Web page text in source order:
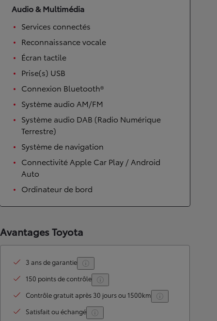
Audio & Multimédia
Services connectés
Reconnaissance vocale
Écran tactile
Prise(s) USB
Connexion Bluetooth®
Système audio AM/FM
Système audio DAB (Radio Numérique
Terrestre)
Système de navigation
Connectivité Apple Car Play / Android
Auto
Ordinateur de bord
Avantages Toyota
3 ans de garantie
150 points de contrôle
Contrôle gratuit après 30 jours ou 1500km
Satisfait ou échangé